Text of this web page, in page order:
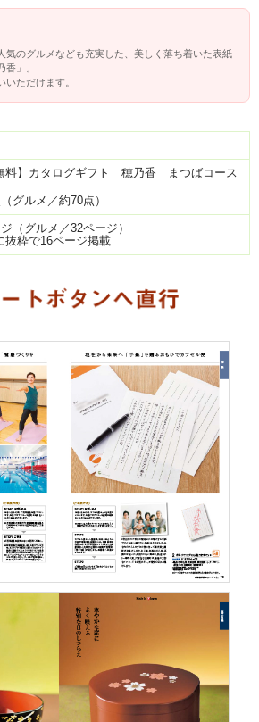
気のグルメなども充実した、美しく落ち着いた表紙
」。
ただけます。
料】カタログギフト 穂乃香 まつばコース
グルメ／約70点）
（グルメ／32ページ）
粋で16ページ掲載